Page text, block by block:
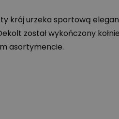
krój urzeka sportową
został wykończony
asortymencie.